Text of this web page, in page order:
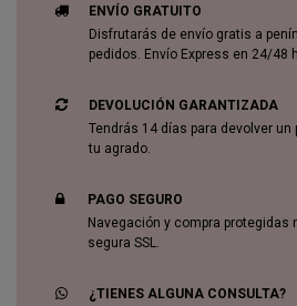
ENVÍO GRATUITO
Disfrutarás de envío gratis a
pedidos. Envío Express en 24/48
DEVOLUCIÓN GARANTIZADA
Tendrás 14 días para devolver
tu agrado.
PAGO SEGURO
Navegación y compra protegidas
segura SSL.
¿TIENES ALGUNA CONSULTA?